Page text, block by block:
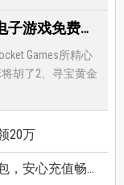
12款PG电子游戏试玩，最热门PG电子游戏免费试玩，还有超多福利等著你
Games所精心
胡了2、寻宝黄金
20万
心充值畅快游戏